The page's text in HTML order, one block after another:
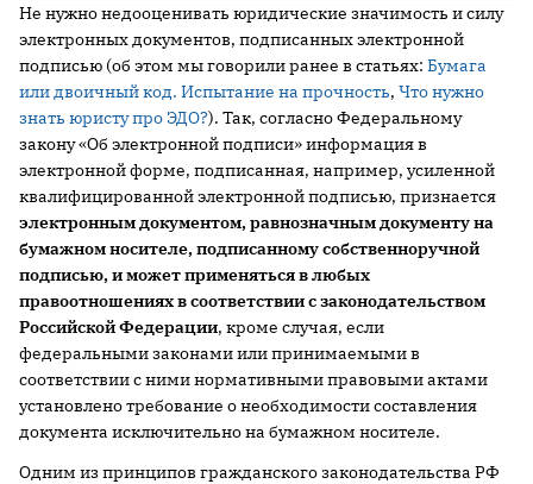
Не нужно недооценивать юридические значимость и силу
электронных документов, подписанных электронной
подписью (об этом мы говорили ранее в статьях: Бумага
или двоичный код. Испытание на прочность, Что нужно
знать юристу про ЭДО?). Так, согласно Федеральному
закону «Об электронной подписи» информация в
электронной форме, подписанная, например, усиленной
квалифицированной электронной подписью, признается
электронным документом, равнозначным документу на
бумажном носителе, подписанному собственноручной
подписью, и может применяться в любых
правоотношениях в соответствии с законодательством
Российской Федерации, кроме случая, если
федеральными законами или принимаемыми в
соответствии с ними нормативными правовыми актами
установлено требование о необходимости составления
документа исключительно на бумажном носителе.
Одним из принципов гражданского законодательства РФ